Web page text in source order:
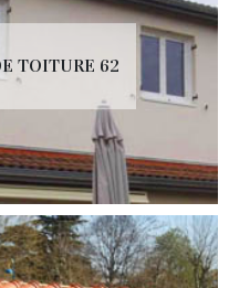
TOITURE 62